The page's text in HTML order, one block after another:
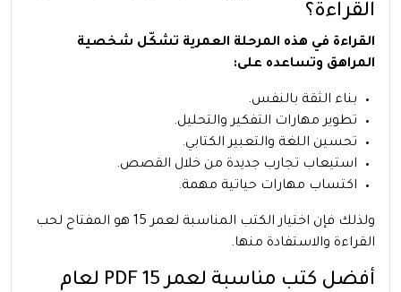
القراءة؟
القراءة في هذه المرحلة العمرية تشكّل شخصية
المراهق وتساعده على:
بناء الثقة بالنفس.
تطوير مهارات التفكير والتحليل.
تحسين اللغة والتعبير الكتابي.
استيعاب تجارب جديدة من خلال القصص.
اكتساب مهارات حياتية مهمة.
ولذلك فإن اختيار الكتب المناسبة لعمر 15 هو المفتاح لحب
القراءة والاستفادة منها.
أفضل كتب مناسبة لعمر 15 PDF لعام